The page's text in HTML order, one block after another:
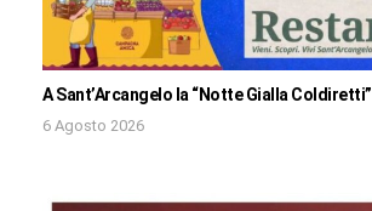
A Sant’Arcangelo la “Notte Gialla Coldiretti”
6 Agosto 2026